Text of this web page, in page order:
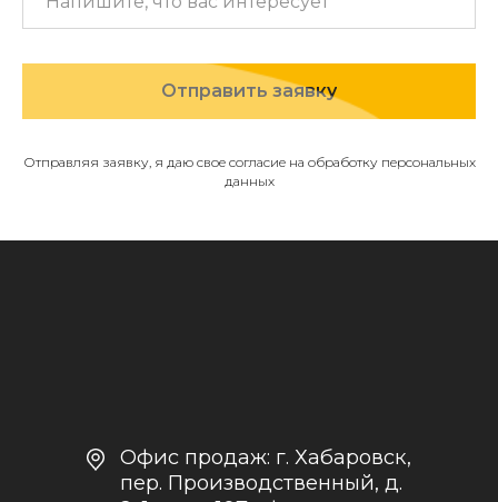
Отправить заявку
Отправляя заявку, я даю свое согласие на обработку персональных
данных
МЕНЮ
О компании
Каталог
Доставка и оплата
конфиденциальности